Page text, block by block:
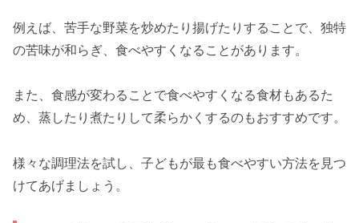
例えば、苦手な野菜を炒めたり揚げたりすることで、独特
の苦味が和らぎ、食べやすくなることがあります。
また、食感が変わることで食べやすくなる食材もあるた
め、蒸したり煮たりして柔らかくするのもおすすめです。
様々な調理法を試し、子どもが最も食べやすい方法を見つ
けてあげましょう。